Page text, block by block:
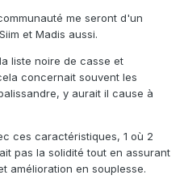
me seront d'un
et Madis aussi.
liste noire de casse et
concernait souvent les
y aurait il cause à
ces caractéristiques, 1 où 2
pas la solidité tout en assurant
amélioration en souplesse.